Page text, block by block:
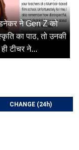
ने Gen Z को
का पाठ, तो उनकी
ही टीचर ने...